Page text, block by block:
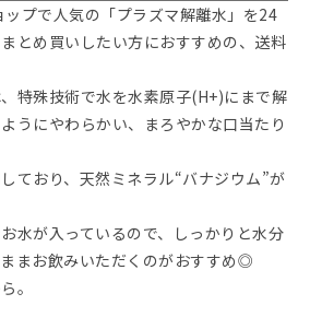
プで人気の「プラズマ解離水」を24
とめ買いしたい方におすすめの、送料
、特殊技術で水を水素原子(H+)にまで解
うにやわらかい、まろやかな口当たり
ており、天然ミネラル“バナジウム”が
水が入っているので、しっかりと水分
まお飲みいただくのがおすすめ◎
。